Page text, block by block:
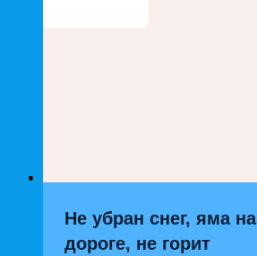
Не убран снег, яма на
дороге, не горит